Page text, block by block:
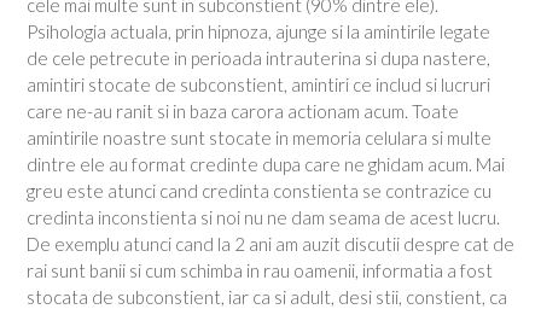
cele mai multe sunt in subconstient (90% dintre ele).
Psihologia actuala, prin hipnoza, ajunge si la amintirile legate
de cele petrecute in perioada intrauterina si dupa nastere,
amintiri stocate de subconstient, amintiri ce includ si lucruri
care ne-au ranit si in baza carora actionam acum. Toate
amintirile noastre sunt stocate in memoria celulara si multe
dintre ele au format credinte dupa care ne ghidam acum. Mai
greu este atunci cand credinta constienta se contrazice cu
credinta inconstienta si noi nu ne dam seama de acest lucru.
De exemplu atunci cand la 2 ani am auzit discutii despre cat de
rai sunt banii si cum schimba in rau oamenii, informatia a fost
stocata de subconstient, iar ca si adult, desi stii, constient, ca